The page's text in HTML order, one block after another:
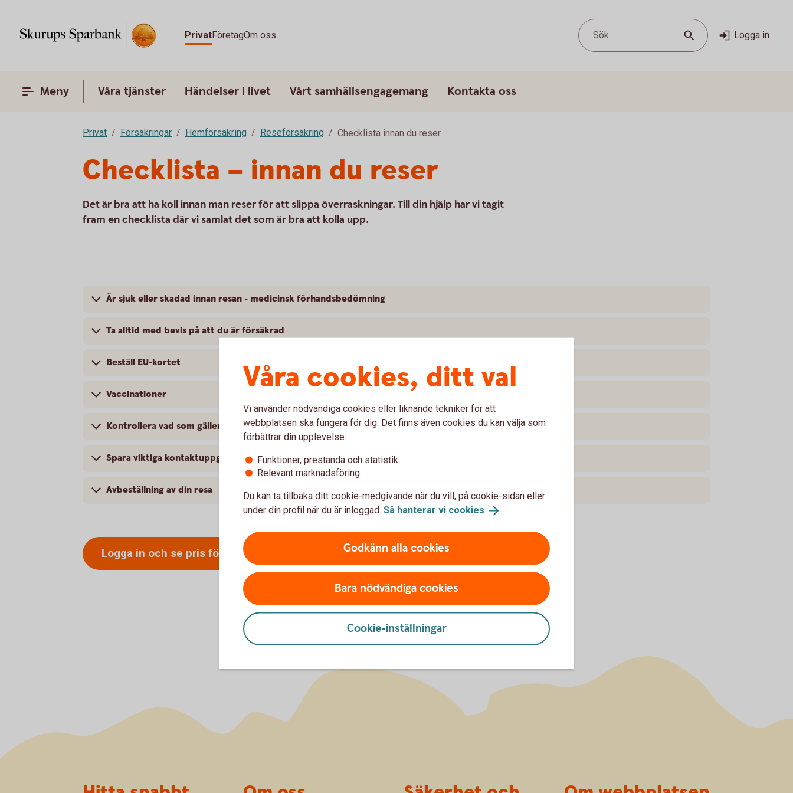
PrivatFöretagOm oss Sök Logga in
Meny Våra tjänster Händelser i livet Vårt samhällsengagemang Kontakta oss
Privat Försäkringar Hemförsäkring Reseförsäkring Checklista innan du reser
Checklista – innan du reser
Det är bra att ha koll innan man reser för att slippa överraskningar. Till din hjälp har vi tagit
fram en checklista där vi samlat det som är bra att kolla upp.
Är sjuk eller skadad innan resan - medicinsk förhandsbedömning
Ta alltid med bevis på att du är försäkrad
Beställ EU-kortet
Vaccinationer
Kontrollera vad som gäller för ditt resmål
Spara viktiga kontaktuppgifter
Avbeställning av din resa
Logga in och se pris för hemförsäkringen
Våra cookies, ditt val
Vi använder nödvändiga cookies eller liknande tekniker för att
webbplatsen ska fungera för dig. Det finns även cookies du kan välja som
förbättrar din upplevelse:
Funktioner, prestanda och statistik
Relevant marknadsföring
Du kan ta tillbaka ditt cookie-medgivande när du vill, på cookie-sidan eller
under din profil när du är inloggad. Så hanterar vi cookies .
Godkänn alla cookies
Bara nödvändiga cookies
Cookie-inställningar